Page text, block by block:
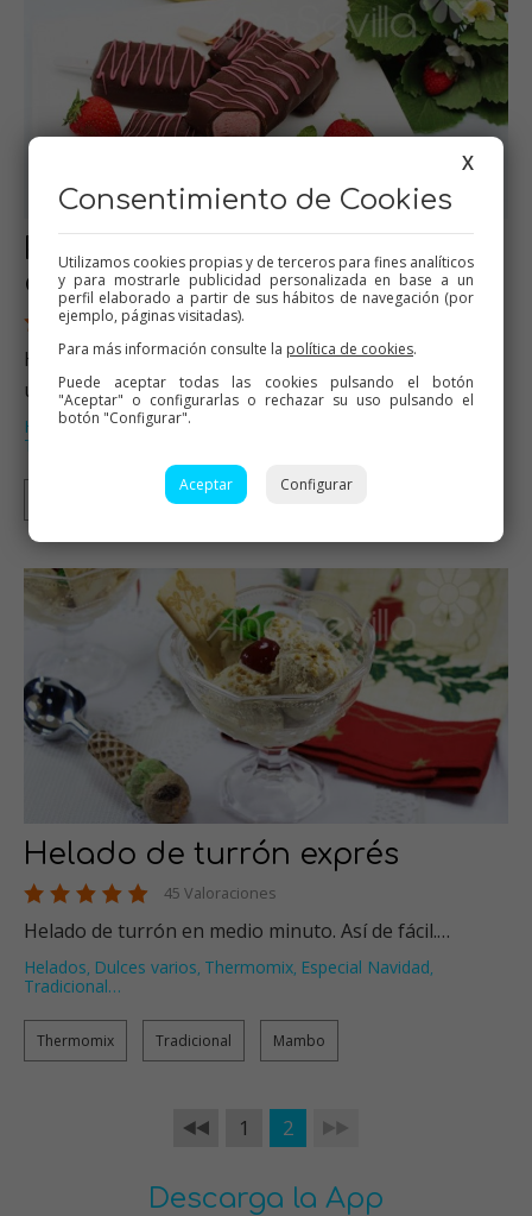
Polos saludables de fruta y
chocolate
28 Valoraciones
Helados sanos de frutas, refrescantes y se hacen en
unos segundos.…
Helados,Dulces varios
Tradicional
Tradicional Mambo
Helado de turrón exprés
45 Valoraciones
Helado de turrón en medio minuto. Así de fácil.…
Helados, Dulces varios, Thermomix, Especial Navidad,
Tradicional…
Thermomix Tradicional Mambo
1 2
Descarga la App
X
Consentimiento de Cookies
Utilizamos cookies propias y de terceros para fines analíticos
y para mostrarle publicidad personalizada en base a un
perfil elaborado a partir de sus hábitos de navegación (por
ejemplo, páginas visitadas).
Para más información consulte la política de cookies.
Puede aceptar todas las cookies pulsando el botón
"Aceptar" o configurarlas o rechazar su uso pulsando el
botón "Configurar".
Aceptar Configurar